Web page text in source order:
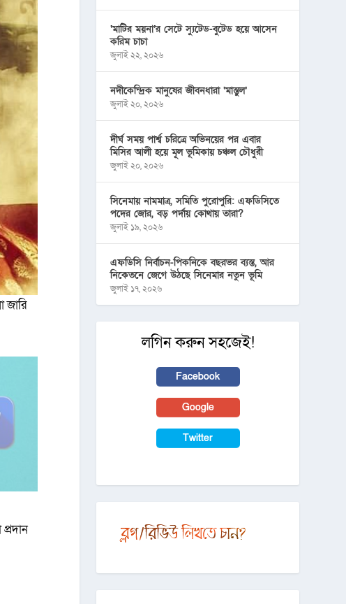
জারি
‘মাটির ময়না’র সেটে স্যুটেড-বুটেড হয়ে আসেন
করিম চাচা
জুলাই ২২, ২০২৬
নদীকেন্দ্রিক মানুষের জীবনধারা ‘মাস্তুল’
জুলাই ২০, ২০২৬
দীর্ঘ সময় পার্শ্ব চরিত্রে অভিনয়ের পর এবার
মিসির আলী হয়ে মূল ভূমিকায় চঞ্চল চৌধুরী
জুলাই ২০, ২০২৬
সিনেমায় নামমাত্র, সমিতি পুরোপুরি: এফডিসিতে
পদের জোর, বড় পর্দায় কোথায় তারা?
জুলাই ১৯, ২০২৬
এফডিসি নির্বাচন-পিকনিকে বছরভর ব্যস্ত, আর
নিকেতনে জেগে উঠছে সিনেমার নতুন ভূমি
জুলাই ১৭, ২০২৬
লগিন করুন সহজেই!
Facebook
Google
Twitter